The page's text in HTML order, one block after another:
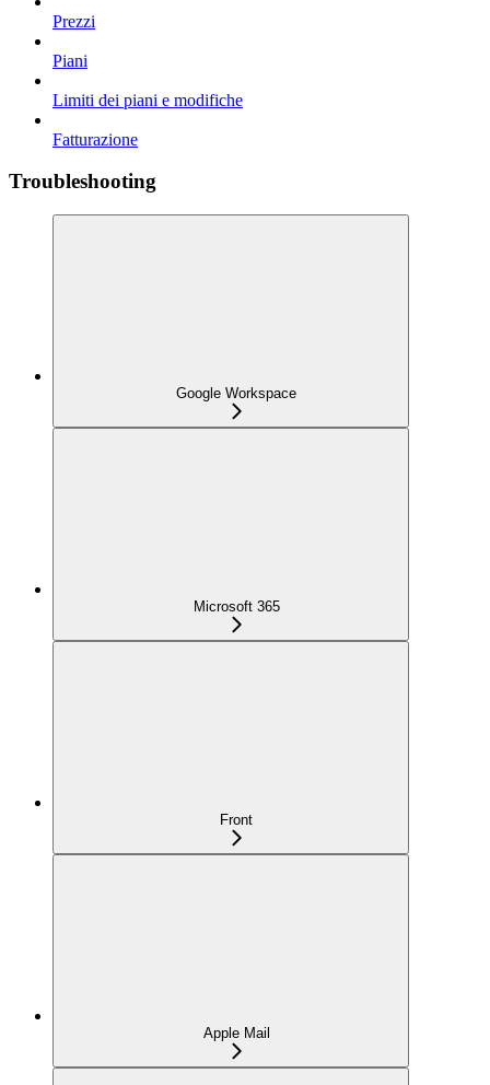
Prezzi
Piani
Limiti dei piani e modifiche
Fatturazione
Troubleshooting
Google Workspace
Microsoft 365
Front
Apple Mail